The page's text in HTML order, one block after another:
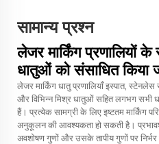
सामान्य प्रश्न
लेजर मार्किंग प्रणालियों
धातुओं को संसाधित किया
लेजर मार्किंग धातु प्रणालियाँ इस्पात, स्टेनलेस
और विभिन्न मिश्र धातुओं सहित लगभग सभी
हैं। प्रत्येक सामग्री के लिए इष्टतम मार्किंग
अनुकूलन की आवश्यकता हो सकती है।
अवशोषण गुणों और उसके तापीय गुणों पर